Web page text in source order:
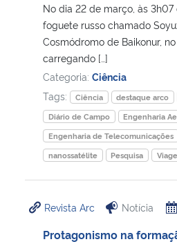
Secretaria-Geral
Secretaria de Governo
Gabinete de Segurança Institucional
Advocacia-Geral da União
No dia 22 de março, às
foguete russo chamado
Cosmódromo de Baikonur,
carregando […]
Categoria: Ciência
Tags:
Ciência destaque arco
Diário de Campo
Engenharia
Engenharia de Telecomunicações
nanossatélite
Pesquisa
Revista Arc Notícia
Protagonismo na